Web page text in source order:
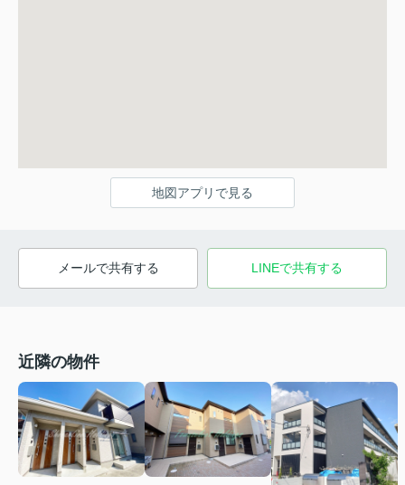
地図アプリで見る
メールで共有する LINEで共有する
近隣の物件